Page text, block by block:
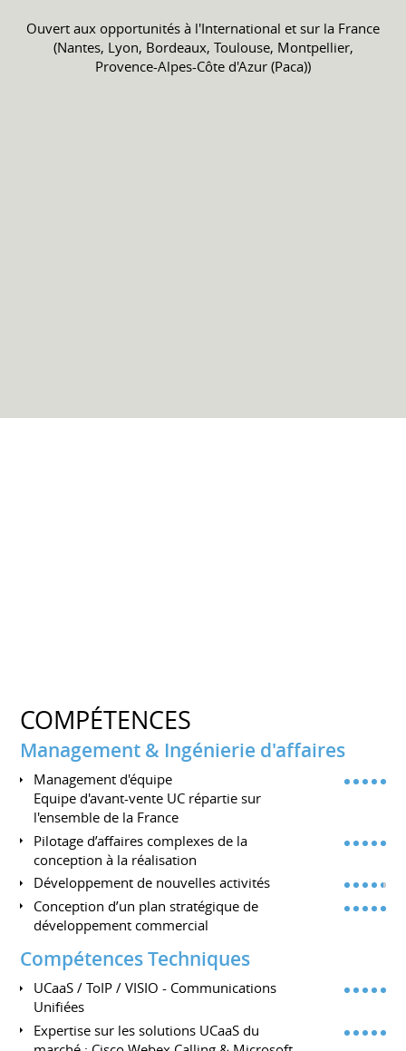
Ouvert aux opportunités à l'International et sur la France
(Nantes, Lyon, Bordeaux, Toulouse, Montpellier,
Provence-Alpes-Côte d'Azur (Paca))
COMPÉTENCES
Management & Ingénierie d'affaires
Management d'équipe
Equipe d'avant-vente UC répartie sur
l'ensemble de la France
Pilotage d’affaires complexes de la
conception à la réalisation
Développement de nouvelles activités
Conception d’un plan stratégique de
développement commercial
Compétences Techniques
UCaaS / ToIP / VISIO - Communications
Unifiées
Expertise sur les solutions UCaaS du